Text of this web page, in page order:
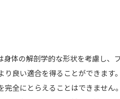
身体の解剖学的な形状を考慮し、
良い適合を得ることができます
完全にとらえることはできません